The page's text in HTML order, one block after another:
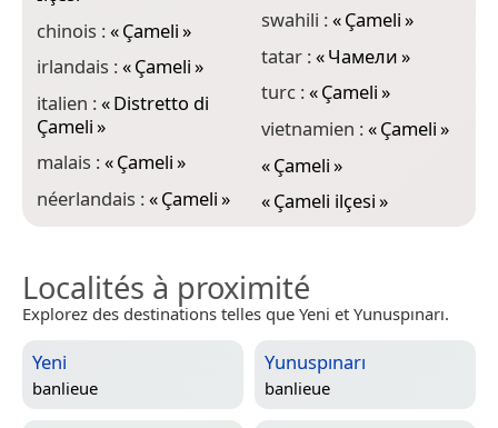
chinois :«Çameli»
irlandais :«Çameli»
italien :«Distretto di
Çameli»
malais :«Çameli»
néerlandais :«Çameli»
swahili :«Çameli»
tatar :«Чамели»
turc :«Çameli»
vietnamien :«Çameli»
«Çameli»
«Çameli ilçesi»
Localités à proximité
Explorez des destinations telles que Yeni et Yunuspınarı.
Yeni
banlieue
Yunuspınarı
banlieue